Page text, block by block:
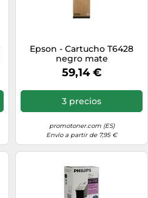
Epson - Cartucho T6428
negro mate
59,14 €
3 precios
promotoner.com (ES)
Envío a partir de 7,95 €